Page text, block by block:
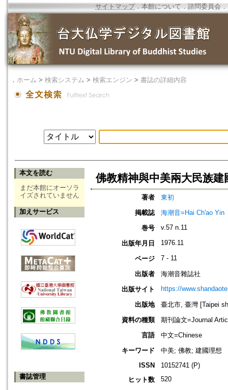
サイトマップ．本館について ． 諮問委員会 ．
． ホーム > 検索システム > 検索エンジン > 書誌の詳細内容
本文を読む
まだ本館にオーソラ
イズされていません
加えサービス
書誌管理
佛教精神與中美兩大民族建
著者
東初
掲載誌
海潮音=Hai Ch'ao Yin
巻号
v.57 n.11
出版年月日 1976.11
ページ 7 - 11
出版者
海潮音雜誌社
出版サイト
https://
出版地
臺北市, 臺灣 [Taipei
資料の種類
期刊論文=Journal
言語
中文=Chinese
キーワード
中美; 佛教; 建國理想
ISSN
10152741 (P)
ヒット数
520